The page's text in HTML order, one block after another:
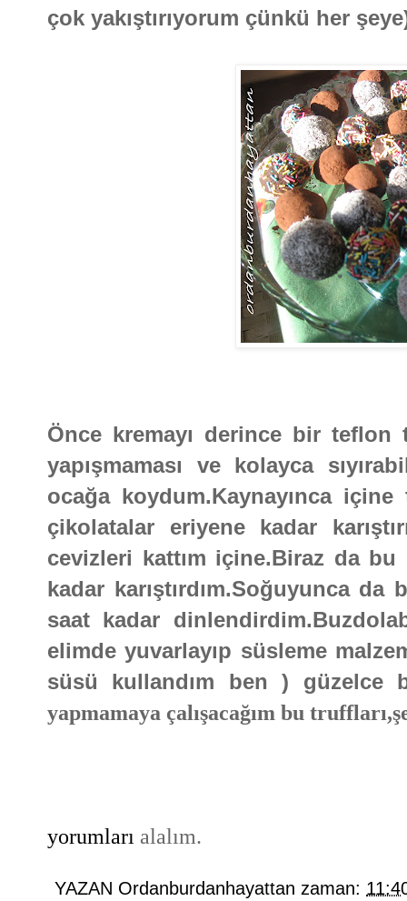
çok yakıştırıyorum çünkü her
Önce kremayı derince bir teflon
yapışmaması ve kolayca
ocağa koydum.Kaynayınca
çikolatalar eriyene kadar
cevizleri kattım içine.Biraz da
kadar karıştırdım.Soğuyunca da
saat kadar
elimde yuvarlayıp süsleme
süsü kullandım ben ) güzelce
yapmamaya çalışacağım bu
yorumları alalım.
YAZAN Ordanburdanhayattan zaman: